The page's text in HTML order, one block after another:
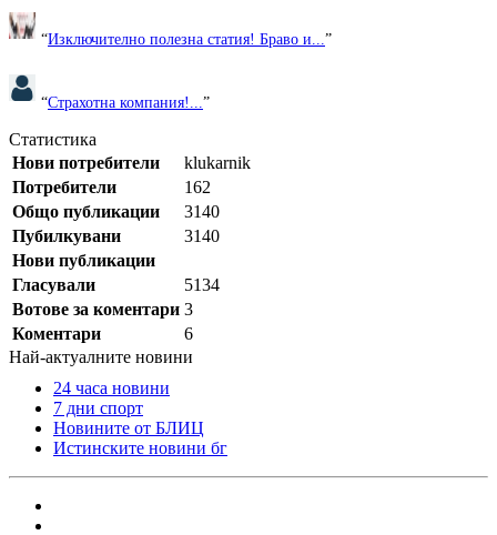
“Изключително полезна статия! Браво и... ”
“Страхотна компания!... ”
Статистика
Нови потребители
klukarnik
Потребители
162
Общо публикации
3140
Пубилкувани
3140
Нови публикации
Гласували
5134
Вотове за коментари 3
Коментари
6
Най-актуалните новини
24 часа новини
7 дни спорт
Новините от БЛИЦ
Истинските новини бг